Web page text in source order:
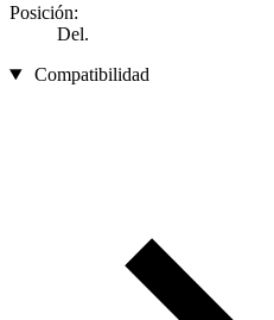
Posición:
Del.
Compatibilidad